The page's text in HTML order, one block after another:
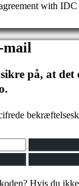
with IDC
på, at det
Hvis du